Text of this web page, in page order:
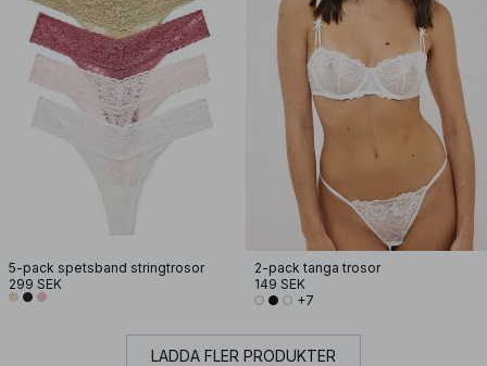
5-pack spetsband stringtrosor
299 SEK
2-pack tanga trosor
149 SEK
+7
LADDA FLER PRODUKTER